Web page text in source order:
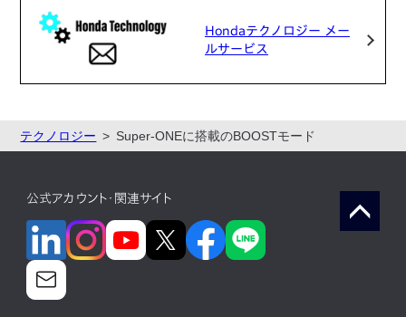
Hondaテクノロジー メー
ルサービス
テクノロジー Super-ONEに搭載のBOOSTモード
公式アカウント・関連サイト